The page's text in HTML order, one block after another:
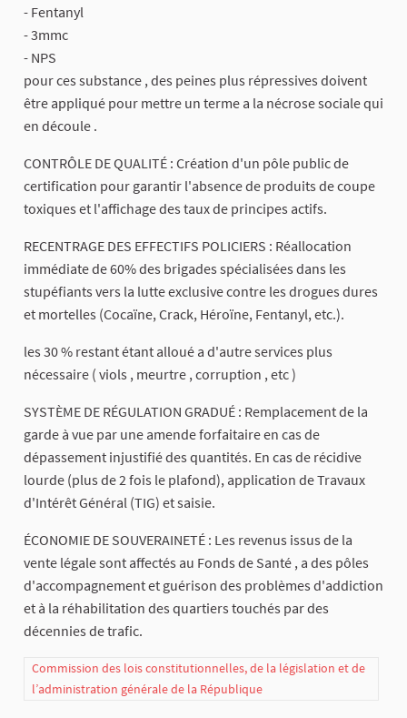
- Fentanyl
- 3mmc
- NPS
pour ces substance , des peines plus répressives doivent
être appliqué pour mettre un terme a la nécrose sociale qui
en découle .
CONTRÔLE DE QUALITÉ : Création d'un pôle public de
certification pour garantir l'absence de produits de coupe
toxiques et l'affichage des taux de principes actifs.
RECENTRAGE DES EFFECTIFS POLICIERS : Réallocation
immédiate de 60% des brigades spécialisées dans les
stupéfiants vers la lutte exclusive contre les drogues dures
et mortelles (Cocaïne, Crack, Héroïne, Fentanyl, etc.).
les 30 % restant étant alloué a d'autre services plus
nécessaire ( viols , meurtre , corruption , etc )
SYSTÈME DE RÉGULATION GRADUÉ : Remplacement de la
garde à vue par une amende forfaitaire en cas de
dépassement injustifié des quantités. En cas de récidive
lourde (plus de 2 fois le plafond), application de Travaux
d'Intérêt Général (TIG) et saisie.
ÉCONOMIE DE SOUVERAINETÉ : Les revenus issus de la
vente légale sont affectés au Fonds de Santé , a des pôles
d'accompagnement et guérison des problèmes d'addiction
et à la réhabilitation des quartiers touchés par des
décennies de trafic.
Commission des lois constitutionnelles, de la législation et de
l’administration générale de la République